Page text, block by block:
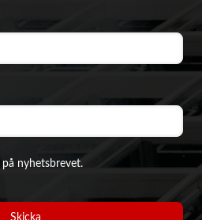
nyhetsbrevet.
Skicka